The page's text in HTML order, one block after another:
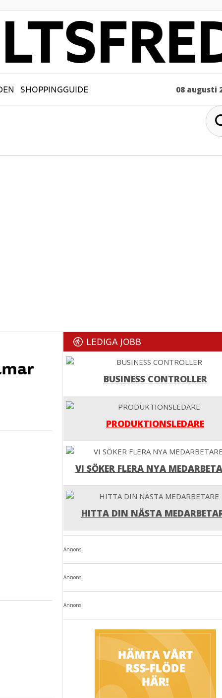
SHOPPINGGUIDE 08 augusti
LEDIGA JOBB
BUSINESS CONTROLLER
PRODUKTIONSLEDARE
VI SÖKER FLERA NYA
HITTA DIN NÄSTA
Annons:
Annons:
Annons: